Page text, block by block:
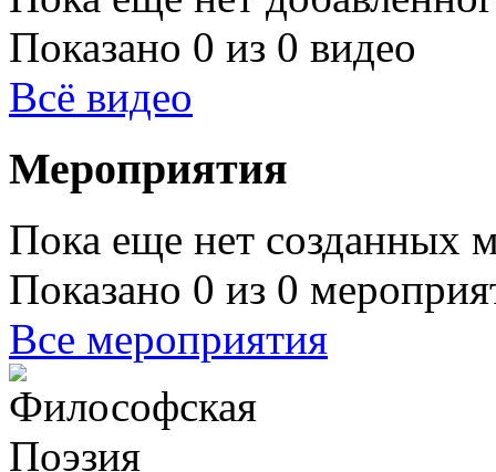
Показано 0 из 0 видео
Всё видео
Мероприятия
Пока еще нет созданных
Показано 0 из 0
Все мероприятия